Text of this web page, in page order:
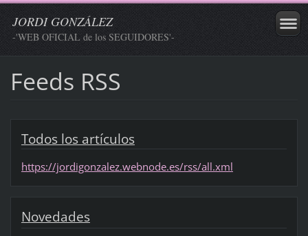
JORDI GONZÁLEZ
-'WEB OFICIAL de los SEGUIDORES'-
Feeds RSS
Todos los artículos
https://jordigonzalez.webnode.es/rss/all.xml
Novedades